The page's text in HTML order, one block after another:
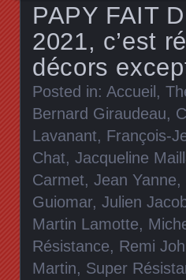
PAPY FAIT
2021, c’est
décors
Posted in: Accueil,
Bernard Giraudeau,
Lavanant, François-
Chat, Jacqueline
Carmet, Jean Yanne,
Guiomar, Julien
Martin Lamotte,
Résistance, Remi
Martin, Super